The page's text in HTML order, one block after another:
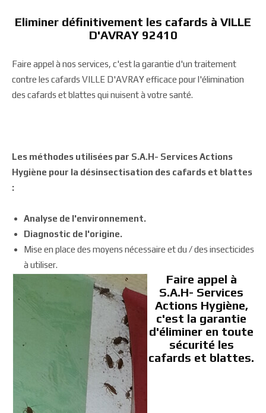
Eliminer définitivement les cafards à VILLE
D'AVRAY 92410
Faire appel à nos services, c'est la garantie d'un traitement
contre les cafards VILLE D'AVRAY efficace pour l'élimination
des cafards et blattes qui nuisent à votre santé.
Les méthodes utilisées par S.A.H- Services Actions
Hygiène pour la désinsectisation des cafards et blattes
:
Analyse de l'environnement.
Diagnostic de l'origine.
Mise en place des moyens nécessaire et du / des insecticides
à utiliser.
Faire appel à
S.A.H- Services
Actions Hygiène,
c'est la garantie
d'éliminer en toute
sécurité les
cafards et blattes.